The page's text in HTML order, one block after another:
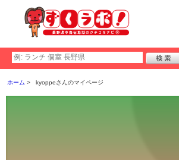
ホーム kyoppeさんのマイページ